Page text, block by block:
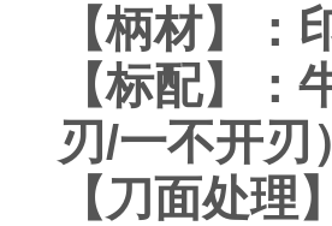
【柄材】：
【标配】
刃/一不开刃）
【刀面处理